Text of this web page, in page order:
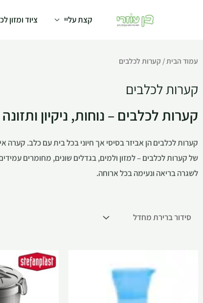
קצת עליי ציוד ומזון
עמוד הבית/ קערות לכלבים
קערות לכלבים
קערות לכלבים – נוחות, ניקיון
קערות לכלבים הן אביזר בסיסי אך חיוני בכל בית עם כלב. קערה
של קערות לכלבים – למזון ולמים, בגדלים שונים, מחומרים
לשגרה בריאה ונעימה בכל ארוחה.